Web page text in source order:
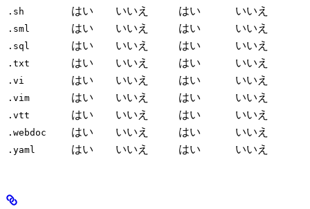
.sh はい いいえ はい いいえ
.sml はい いいえ はい いいえ
.sql はい いいえ はい いいえ
.txt はい いいえ はい いいえ
.vi はい いいえ はい いいえ
.vim はい いいえ はい いいえ
.vtt はい いいえ はい いいえ
.webdoc はい いいえ はい いいえ
.yaml はい いいえ はい いいえ